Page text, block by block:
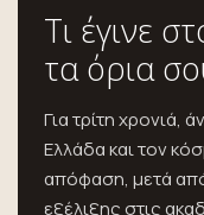
Τι έγινε
τα όρια
Για τρίτη χρονιά,
Ελλάδα και τον
απόφαση, μετά
εξέλιξης στις